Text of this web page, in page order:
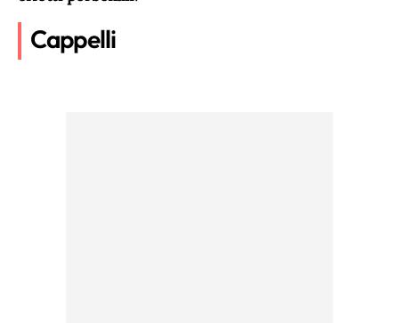
Cappelli